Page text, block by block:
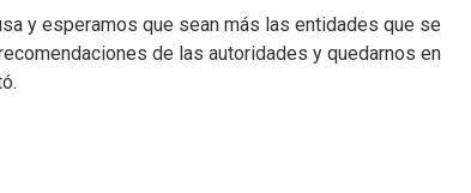
y esperamos que sean más las entidades que se
de las autoridades y quedarnos en